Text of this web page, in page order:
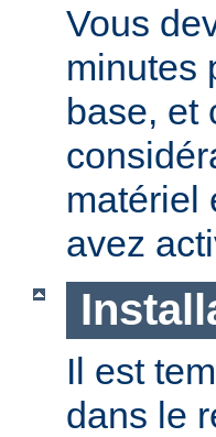
Vous
minutes
base, et
matériel
avez
Il est
dans le